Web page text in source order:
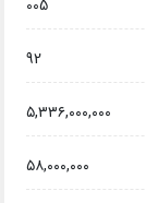
005
92
۵,۳۳۶,۰۰۰,۰۰۰
۵۸,۰۰۰,۰۰۰